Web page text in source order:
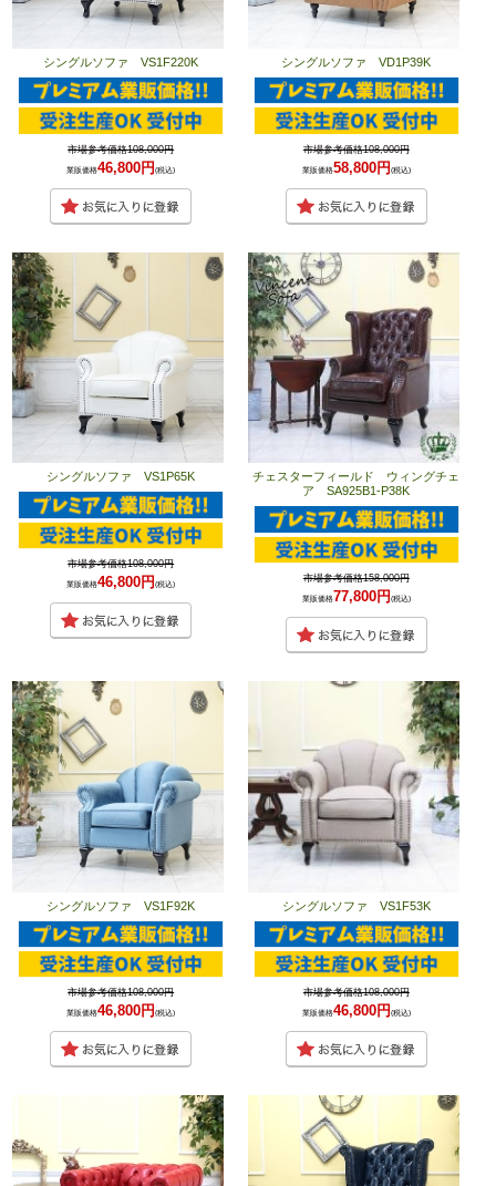
シングルソファ VS1F220K
市場参考価格108,000円
業販価格46,800円(税込)
シングルソファ VD1P39K
市場参考価格108,000円
業販価格58,800円(税込)
シングルソファ VS1P65K
市場参考価格108,000円
業販価格46,800円(税込)
チェスターフィールド ウィングチェ
ア SA925B1-P38K
市場参考価格158,000円
業販価格77,800円 (税込)
シングルソファ VS1F92K
市場参考価格108,000円
業販価格46,800円(税込)
シングルソファ VS1F53K
市場参考価格108,000円
業販価格46,800円 (税込)